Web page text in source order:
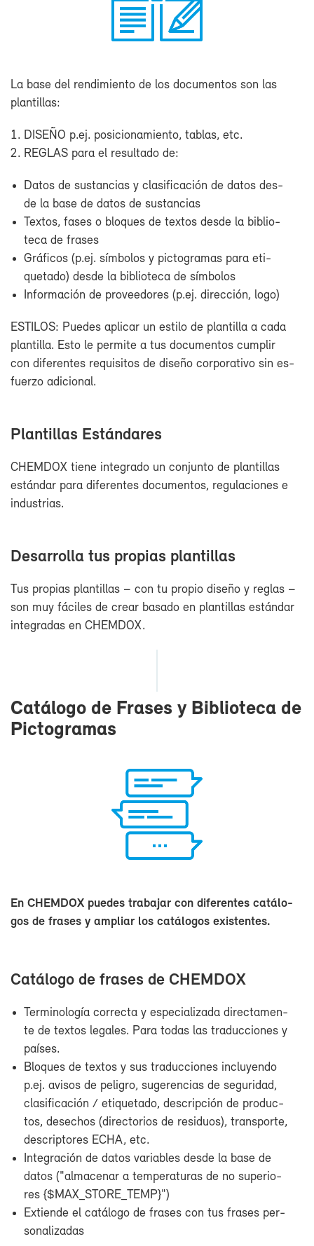
La ba­se del ren­di­mien­to de los do­cu­men­tos son las
plan­ti­llas:
DI­SE­ÑO p.ej. po­si­cio­na­mien­to, ta­blas, etc.
RE­GLAS pa­ra el re­sul­ta­do de:
Da­tos de sus­tan­cias y cla­si­fi­ca­ción de da­tos des­
de la ba­se de da­tos de sus­tan­cias
Tex­tos, fa­ses o blo­ques de tex­tos des­de la bi­blio­
te­ca de fra­ses
Grá­fi­cos (p.ej. sím­bo­los y pic­to­gra­mas pa­ra eti­
que­ta­do) des­de la bi­blio­te­ca de sím­bo­los
In­for­ma­ción de pro­vee­do­res (p.ej. di­rec­ción, lo­go)
ES­TI­LOS: Pue­des apli­car un es­ti­lo de plan­ti­lla a ca­da
plan­ti­lla. Es­to le per­mi­te a tus do­cu­men­tos cum­plir
con di­fe­ren­tes re­qui­si­tos de di­se­ño cor­po­ra­ti­vo sin es­
fuer­zo adi­cio­nal.
Plan­ti­llas Es­tán­da­res
CHEM­DOX tie­ne in­te­gra­do un con­jun­to de plan­ti­llas
es­tán­dar pa­ra di­fe­ren­tes do­cu­men­tos, re­gu­la­cio­nes e
in­dus­trias.
De­sa­rro­lla tus pro­pias plan­ti­llas
Tus pro­pias plan­ti­llas – con tu pro­pio di­se­ño y re­glas –
son muy fá­ci­les de crear ba­sa­do en plan­ti­llas es­tán­dar
in­te­gra­das en CHEM­DOX.
Ca­tá­lo­go de Fra­ses y Bi­blio­te­ca de
Pic­to­gra­mas
En CHEM­DOX pue­des tra­ba­jar con di­fe­ren­tes ca­tá­lo­
gos de fra­ses y am­pliar los ca­tá­lo­gos exis­ten­tes.
Ca­tá­lo­go de fra­ses de CHEM­DOX
Ter­mi­no­lo­gía co­rrec­ta y es­pe­cia­li­za­da di­rec­ta­men­
te de tex­tos le­ga­les. Pa­ra to­das las tra­duc­cio­nes y
paí­ses.
Blo­ques de tex­tos y sus tra­duc­cio­nes in­clu­yen­do
p.ej. avi­sos de pe­li­gro, su­ge­ren­cias de se­gu­ri­dad,
cla­si­fi­ca­ción / eti­que­ta­do, des­crip­ción de pro­duc­
tos, de­se­chos (di­rec­to­rios de re­si­duos), trans­por­te,
des­crip­to­res ECHA, etc.
In­te­gra­ción de da­tos va­ria­bles des­de la ba­se de
da­tos ("al­ma­ce­nar a tem­pe­ra­tu­ras de no su­pe­rio­
res {$MAX_STO­RE_TEMP}")
Ex­tien­de el ca­tá­lo­go de fra­ses con tus fra­ses per­
so­na­li­za­das